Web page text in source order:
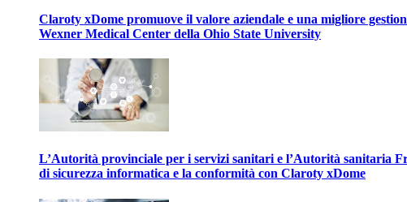
Claroty xDome promuove il valore aziendale e una migliore
Wexner Medical Center della Ohio State University
L’Autorità provinciale per i servizi sanitari e l’Autorità sanitaria
di sicurezza informatica e la conformità con Claroty xDome